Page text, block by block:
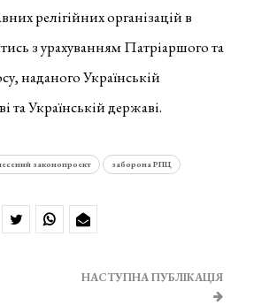
релігійних організацій в
з урахуванням Патріаршого та
наданого Українській
та Українській державі.
законопроект
заборона РПЦ
НАСТУПНА ПУБЛІКАЦІЯ